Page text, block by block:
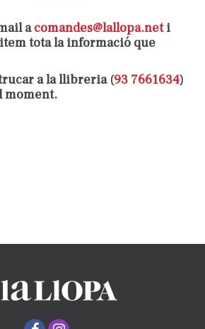
acomandes@lallopa.neti
tota la informació que
a la llibreria (93 7661634)
moment.